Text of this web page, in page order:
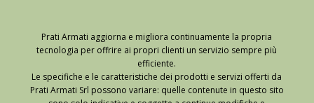
Prati Armati aggiorna e migliora continuamente la propria
tecnologia per offrire ai propri clienti un servizio sempre più
efficiente.
Le specifiche e le caratteristiche dei prodotti e servizi offerti da
Prati Armati Srl possono variare: quelle contenute in questo sito